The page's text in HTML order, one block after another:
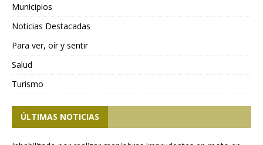
Municipios
Noticias Destacadas
Para ver, oír y sentir
Salud
Turismo
ÚLTIMAS NOTICIAS